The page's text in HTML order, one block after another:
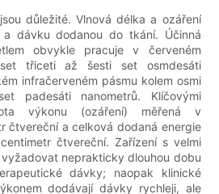
důležité. Vlnová délka a ozáření
dávku dodanou do tkání. Účinná
obvykle pracuje v červeném
třiceti až šesti set osmdesáti
infračerveném pásmu kolem osmi
padesáti nanometrů. Klíčovými
výkonu (ozáření) měřená v
čtvereční a celková dodaná energie
čtvereční. Zařízení s velmi
neprakticky dlouhou dobu
dávky; naopak klinické
dodávají dávky rychleji, ale